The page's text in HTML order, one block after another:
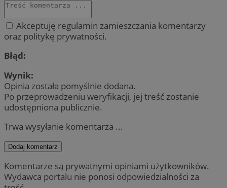
Akceptuję regulamin zamieszczania komentarzy
oraz politykę prywatności.
Błąd:
Wynik:
Opinia została pomyślnie dodana.
Po przeprowadzeniu weryfikacji, jej treść zostanie
udostępniona publicznie.
Trwa wysyłanie komentarza ...
Dodaj komentarz
Komentarze są prywatnymi opiniami użytkowników.
Wydawca portalu nie ponosi odpowiedzialności za